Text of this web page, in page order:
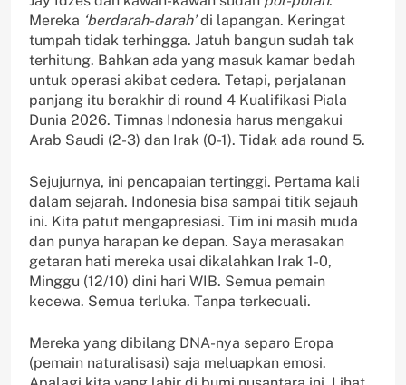
Mereka ‘berdarah-darah’di lapangan. Keringat
tumpah tidak terhingga. Jatuh bangun sudah tak
terhitung. Bahkan ada yang masuk kamar bedah
untuk operasi akibat cedera. Tetapi, perjalanan
panjang itu berakhir di round 4 Kualifikasi Piala
Dunia 2026. Timnas Indonesia harus mengakui
Arab Saudi (2-3) dan Irak (0-1). Tidak ada round 5.
Sejujurnya, ini pencapaian tertinggi. Pertama kali
dalam sejarah. Indonesia bisa sampai titik sejauh
ini. Kita patut mengapresiasi. Tim ini masih muda
dan punya harapan ke depan. Saya merasakan
getaran hati mereka usai dikalahkan Irak 1-0,
Minggu (12/10) dini hari WIB. Semua pemain
kecewa. Semua terluka. Tanpa terkecuali.
Mereka yang dibilang DNA-nya separo Eropa
(pemain naturalisasi) saja meluapkan emosi.